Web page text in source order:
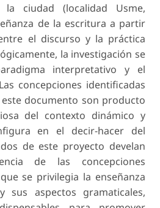
ciudad (localidad Usme,
de la escritura a partir
el discurso y la práctica
la investigación se
interpretativo y el
concepciones identificadas
documento son producto
del contexto dinámico y
en el decir-hacer del
de este proyecto develan
de las concepciones
se privilegia la enseñanza
aspectos gramaticales,